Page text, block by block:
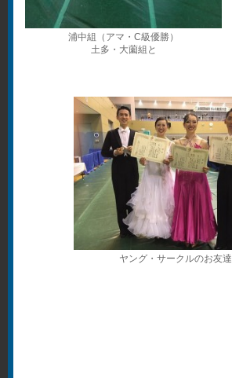
浦中組（アマ・C級優勝）
土多・大薗組と
ヤング・サークルのお友達